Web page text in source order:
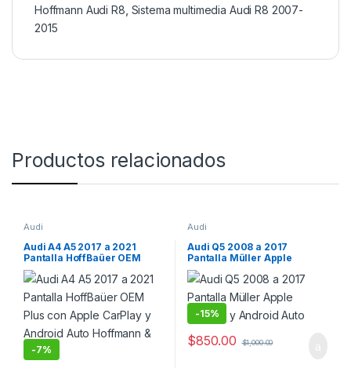
Hoffmann Audi R8 Sistema multimedia Audi R8 2007-
2015
Productos relacionados
Audi
Audi A4 A5 2017 a 2021
Pantalla HoffBaüer OEM
Plus con Apple CarPlay y
Android Auto Hoffmann &
Baüer
-7%
Audi
Audi Q5 2008 a 2017
Pantalla Müller Apple
CarPlay y Android Auto
-15%
$850.00 $1,000.00